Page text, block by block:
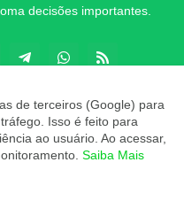
decisões importantes.
MINUTOS
LGPD
EXPEDIENTE
de terceiros (Google) para
Isso é feito para
ao usuário. Ao acessar,
Saiba Mais